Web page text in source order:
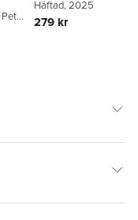
Peter
Häftad, 2025
279 kr